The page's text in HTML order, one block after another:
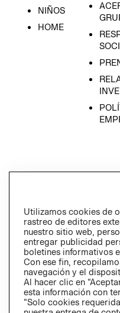
NIÑOS
HOME
Perú (S/)
Utilizamos cookies de
rastreo de editores
nuestro sitio web,
entregar publicidad
boletines informativos
Con ese fin,
navegación y el
Al hacer clic en
esta información con
“Solo cookies